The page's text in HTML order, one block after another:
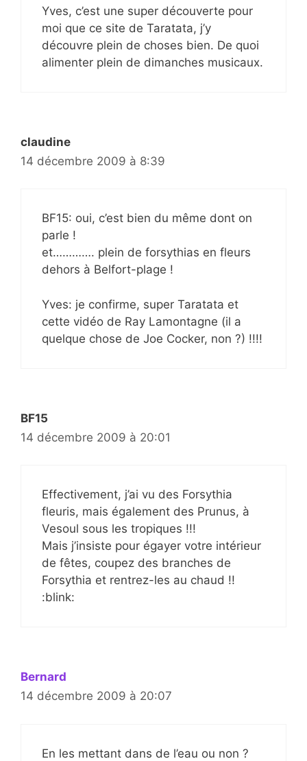
Yves, c’est une super découverte pour
moi que ce site de Taratata, j’y
découvre plein de choses bien. De quoi
alimenter plein de dimanches musicaux.
claudine
14 décembre 2009 à 8:39
BF15: oui, c’est bien du même dont on
parle !
et…………. plein de forsythias en fleurs
dehors à Belfort-plage !
Yves: je confirme, super Taratata et
cette vidéo de Ray Lamontagne (il a
quelque chose de Joe Cocker, non ?) !!!!
BF15
14 décembre 2009 à 20:01
Effectivement, j’ai vu des Forsythia
fleuris, mais également des Prunus, à
Vesoul sous les tropiques !!!
Mais j’insiste pour égayer votre intérieur
de fêtes, coupez des branches de
Forsythia et rentrez-les au chaud !!
:blink:
Bernard
14 décembre 2009 à 20:07
En les mettant dans de l’eau ou non ?